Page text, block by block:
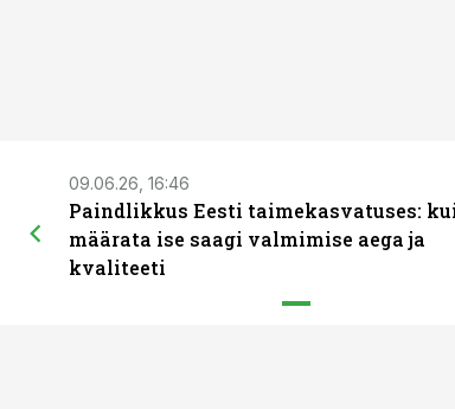
09.06.26, 16:46
Paindlikkus Eesti taimekasvatuses:
määrata ise saagi valmimise aega ja
kvaliteeti